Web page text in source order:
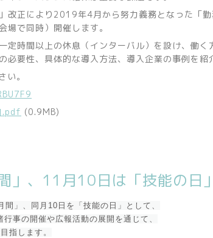
改正により2019年4月から努力義務となった「
場で同時）開催します。
定時間以上の休息（インターバル）を設け、働
要性、具体的な導入方法、導入企業の事例を紹
。
.pdf (0.9MB)
」、11月10日は「技能の日
」、同月10日を「技能の日」として、
事の開催や広報活動の展開を通じて、
指します。